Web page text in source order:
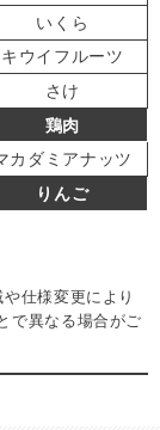
いくら
キウイフルーツ
さけ
鶏肉
カダミアナッツ
りんご
仕様変更により
で異なる場合がご